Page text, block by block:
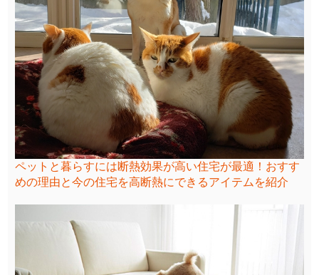
ペットと暮らすには断熱効果が高い住宅が最適！おすす
めの理由と今の住宅を高断熱にできるアイテムを紹介